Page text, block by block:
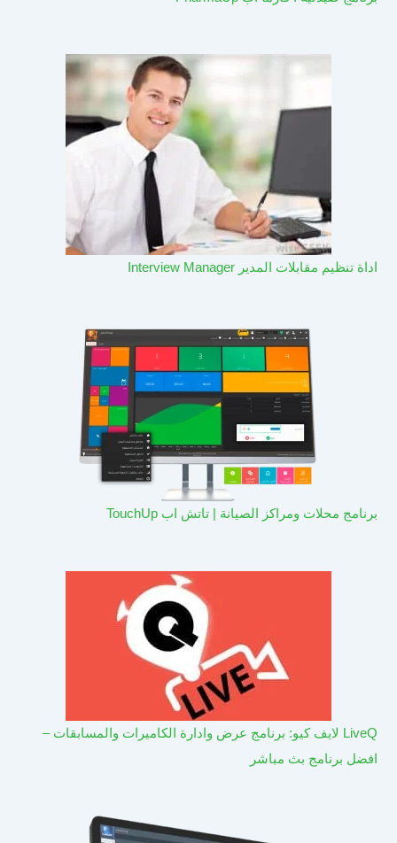
اداة تنظيم مقابلات المدير Interview Manager
برنامج محلات ومراكز الصيانة | تاتش اب TouchUp
LiveQ لايف كيو: برنامج عرض وادارة الكاميرات والمسابقات –
افضل برنامج بث مباشر